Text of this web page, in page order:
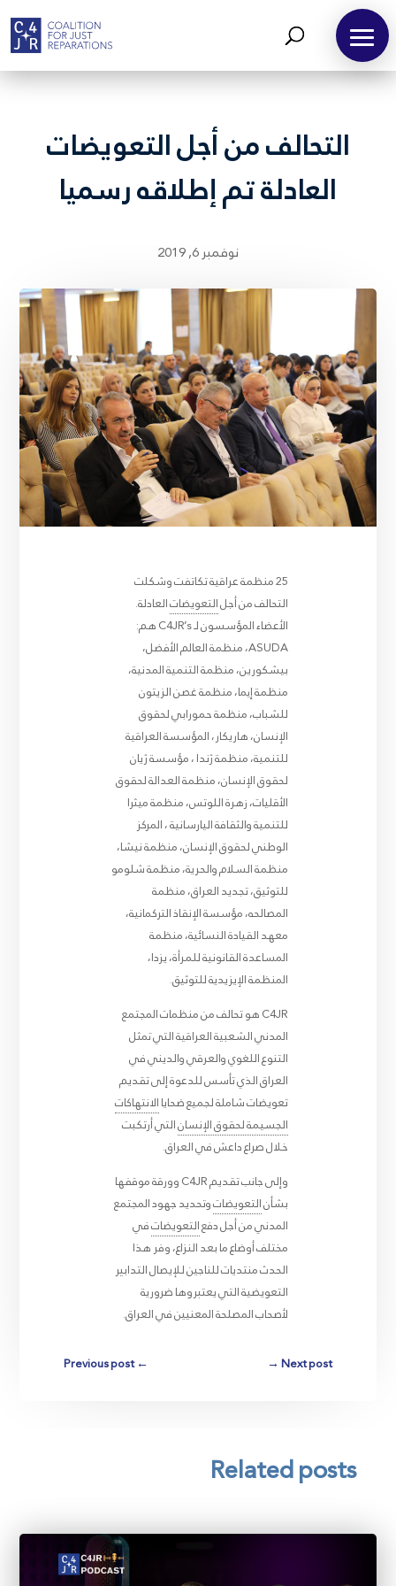
التحالف من أجل التعويضات
العادلة تم إطلاقه رسميا
نوفمبر 6, 2019
25 منظمة عراقية تكاتفت وشكلت
التحالف من أجلالتعويضاتالعادلة.
الأعضاء المؤسسون لـ C4JR’s هم:
ASUDA، منظمة العالم الأفضل،
بيشكورين، منظمة التنمية المدنية،
منظمة إيما، منظمة غصن الزيتون
للشباب، منظمة حمورابي لحقوق
الإنسان، هاريكار، المؤسسة العراقية
للتنمية، منظمة ژندا ، مؤسسة ژيان
لحقوق الإنسان، منظمة العدالة لحقوق
الأقليات، زهرة اللوتس، منظمة ميثرا
للتنمية والثقافة اليارسانية ، المركز
الوطني لحقوق الإنسان، منظمة نيشا،
منظمة السلام والحرية، منظمة شلومو
للتوثيق، تجديد العراق، منظمة
المصالحه، مؤسسة الإنقاذ التركمانية،
معهد القيادة النسائية، منظمة
المساعدة القانونية للمرأة، يزدا،
المنظمة الإيزيدية للتوثيق.
C4JR هو تحالف من منظمات المجتمع
المدني الشعبية العراقية التي تمثل
التنوع اللغوي والعرقي والديني في
العراق الذي تأسس للدعوة إلى تقديم
تعويضات شاملة لجميع ضحاياالانتهاكات
الجسيمة لحقوق الإنسانالتي أرتكبت
خلال صراع داعش في العراق.
وإلى جانب تقديم C4JR وورقة موقفها
بشأنالتعويضاتوتحديد جهود المجتمع
المدني من أجل دفعالتعويضاتفي
مختلف أوضاع ما بعد النزاع، وفر هذا
الحدث منتديات للناجين للإيصال التدابير
التعويضية التي يعتبروها ضرورية
لأصحاب المصلحة المعنيين في العراق.
←
Previous post Next post
→
Related posts